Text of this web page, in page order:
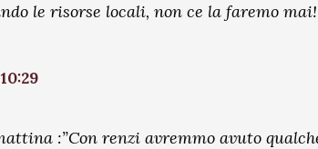
le risorse locali, non ce la faremo mai!
:”Con renzi avremmo avuto